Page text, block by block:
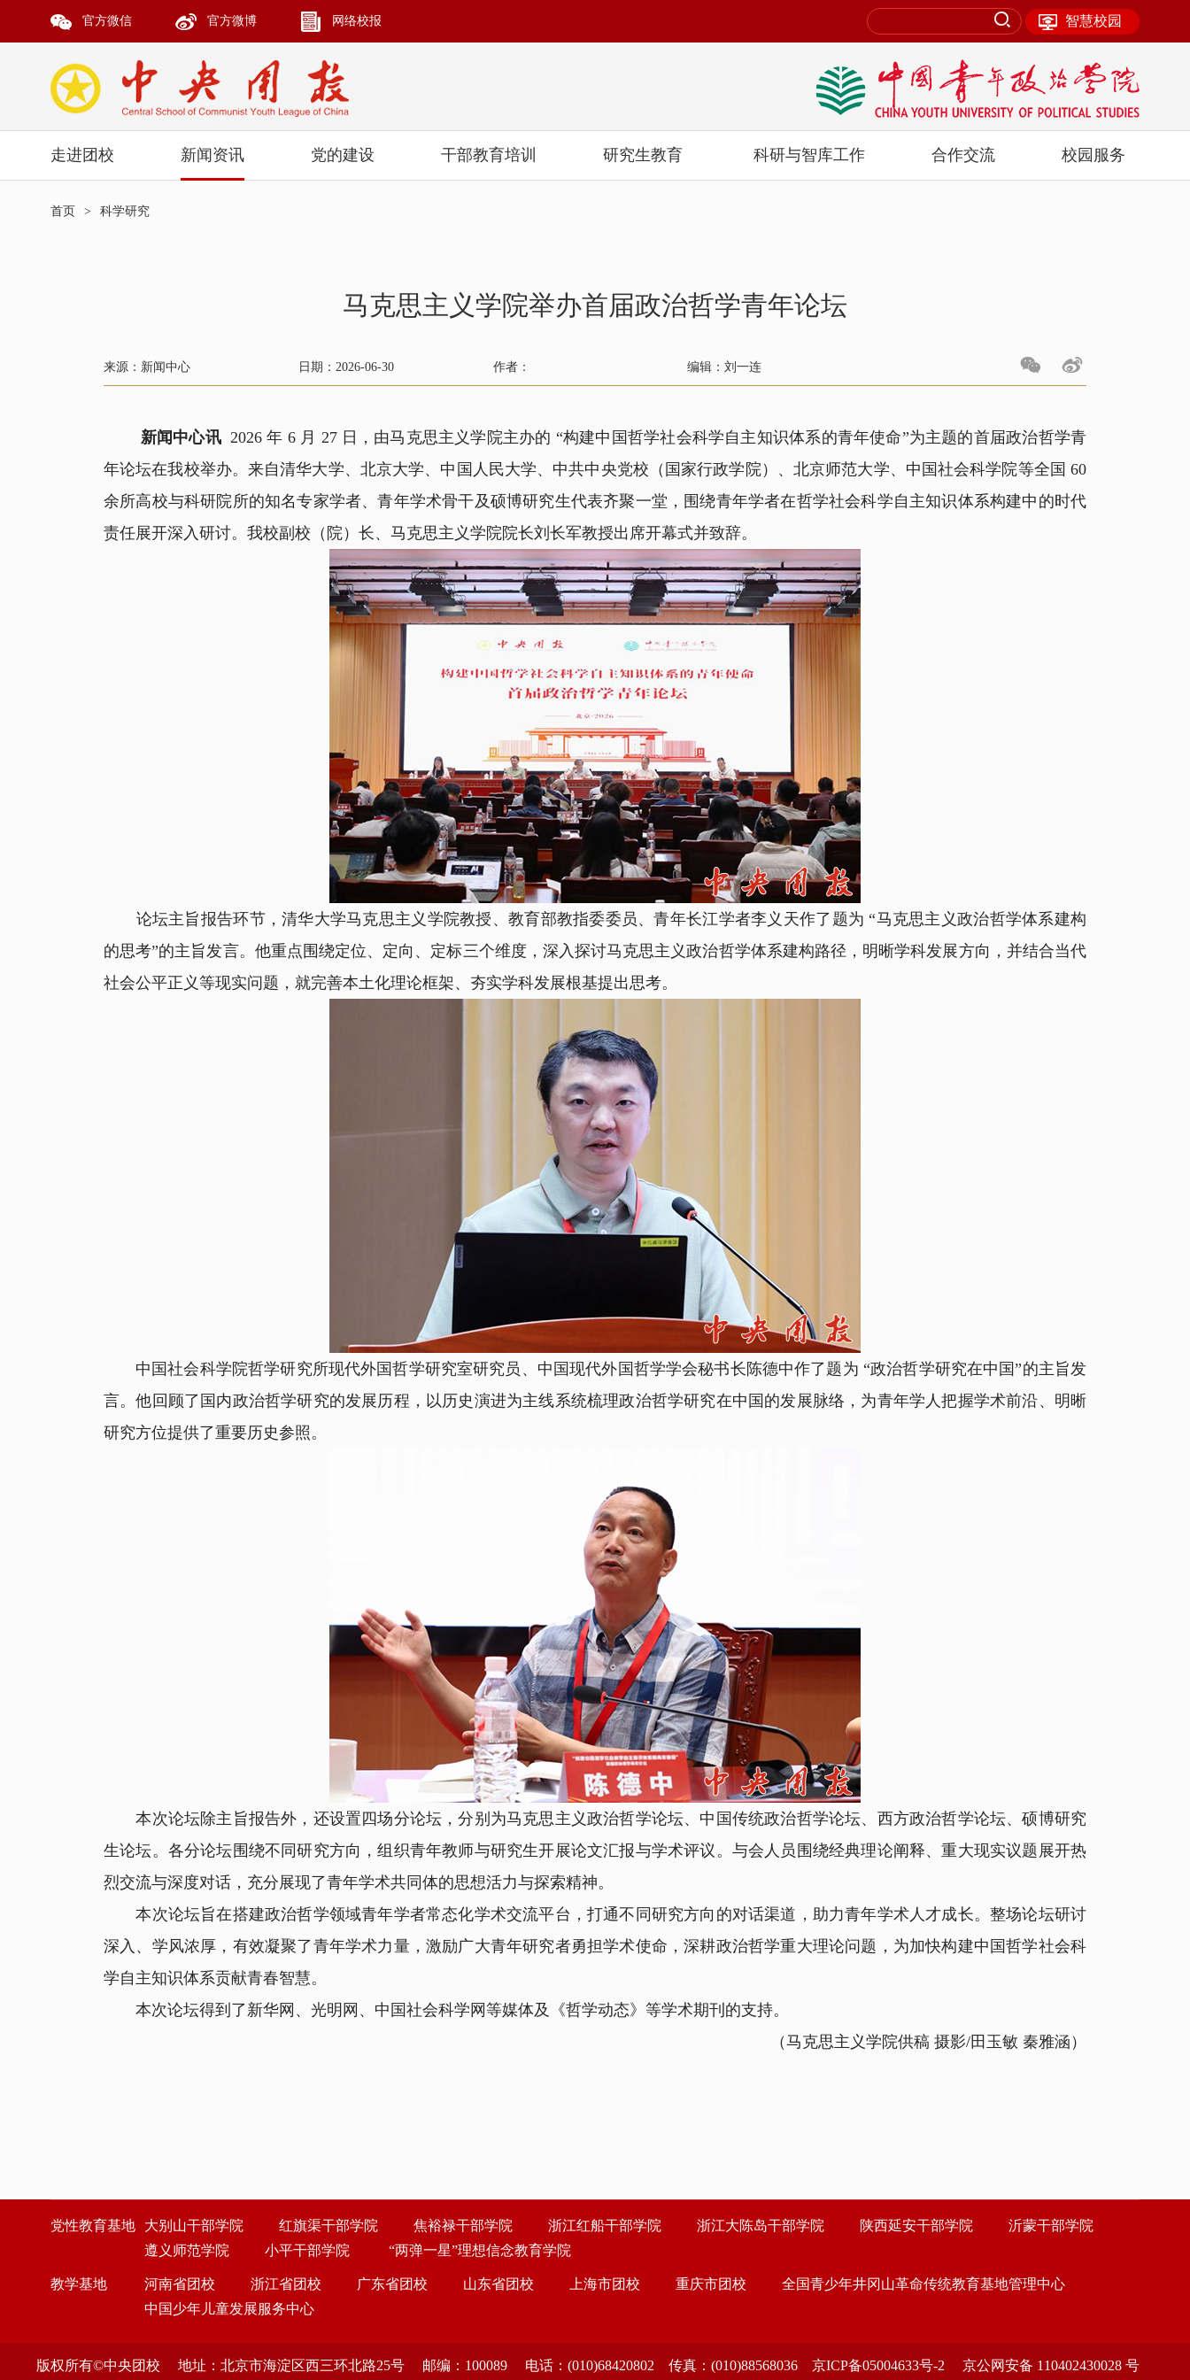
官方微信 官方微博 网络校报 智慧校园
走进团校 新闻资讯 党的建设 干部教育培训 研究生教育 科研与智库工作 合作交流 校园服务
首页 > 科学研究
马克思主义学院举办首届政治哲学青年论坛
来源：新闻中心 日期：2026-06-30 作者： 编辑：刘一连
新闻中心讯2026 年 6 月 27 日，由马克思主义学院主办的 “构建中国哲学社会科学自主知识体系的青年使命”为主题的首届政治哲学青
年论坛在我校举办。来自清华大学、北京大学、中国人民大学、中共中央党校（国家行政学院）、北京师范大学、中国社会科学院等全国 60
余所高校与科研院所的知名专家学者、青年学术骨干及硕博研究生代表齐聚一堂，围绕青年学者在哲学社会科学自主知识体系构建中的时代
责任展开深入研讨。我校副校（院）长、马克思主义学院院长刘长军教授出席开幕式并致辞。
论坛主旨报告环节，清华大学马克思主义学院教授、教育部教指委委员、青年长江学者李义天作了题为 “马克思主义政治哲学体系建构
的思考”的主旨发言。他重点围绕定位、定向、定标三个维度，深入探讨马克思主义政治哲学体系建构路径，明晰学科发展方向，并结合当代
社会公平正义等现实问题，就完善本土化理论框架、夯实学科发展根基提出思考。
中国社会科学院哲学研究所现代外国哲学研究室研究员、中国现代外国哲学学会秘书长陈德中作了题为 “政治哲学研究在中国”的主旨发
言。他回顾了国内政治哲学研究的发展历程，以历史演进为主线系统梳理政治哲学研究在中国的发展脉络，为青年学人把握学术前沿、明晰
研究方位提供了重要历史参照。
本次论坛除主旨报告外，还设置四场分论坛，分别为马克思主义政治哲学论坛、中国传统政治哲学论坛、西方政治哲学论坛、硕博研究
生论坛。各分论坛围绕不同研究方向，组织青年教师与研究生开展论文汇报与学术评议。与会人员围绕经典理论阐释、重大现实议题展开热
烈交流与深度对话，充分展现了青年学术共同体的思想活力与探索精神。
本次论坛旨在搭建政治哲学领域青年学者常态化学术交流平台，打通不同研究方向的对话渠道，助力青年学术人才成长。整场论坛研讨
深入、学风浓厚，有效凝聚了青年学术力量，激励广大青年研究者勇担学术使命，深耕政治哲学重大理论问题，为加快构建中国哲学社会科
学自主知识体系贡献青春智慧。
本次论坛得到了新华网、光明网、中国社会科学网等媒体及《哲学动态》等学术期刊的支持。
（马克思主义学院供稿 摄影/田玉敏 秦雅涵）
党性教育基地 大别山干部学院 红旗渠干部学院 焦裕禄干部学院 浙江红船干部学院 浙江大陈岛干部学院 陕西延安干部学院
沂蒙干部学院
遵义师范学院
小平干部学院 “两弹一星”理想信念教育学院
教学基地 河南省团校 浙江省团校 广东省团校 山东省团校 上海市团校 重庆市团校
全国青少年井冈山革命传统教育基地管理中心
中国少年儿童发展服务中心
版权所有©中央团校 地址：北京市海淀区西三环北路25号 邮编：100089 电话：(010)68420802 传真：(010)88568036 京ICP备05004633号-2 京公网安备 110402430028 号